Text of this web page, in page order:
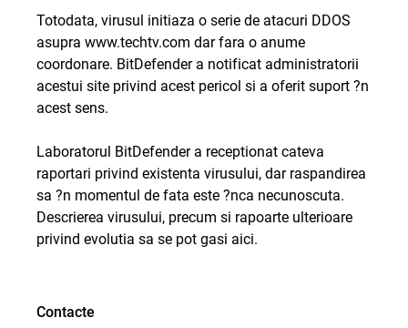
Totodata, virusul initiaza o serie de atacuri DDOS
asupra www.techtv.com dar fara o anume
coordonare. BitDefender a notificat administratorii
acestui site privind acest pericol si a oferit suport ?n
acest sens.
Laboratorul BitDefender a receptionat cateva
raportari privind existenta virusului, dar raspandirea
sa ?n momentul de fata este ?nca necunoscuta.
Descrierea virusului, precum si rapoarte ulterioare
privind evolutia sa se pot gasi aici.
Contacte